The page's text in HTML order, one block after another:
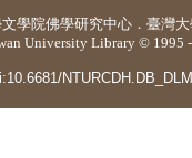
文學院佛學研究中心 ． 臺灣
University Library © 1995